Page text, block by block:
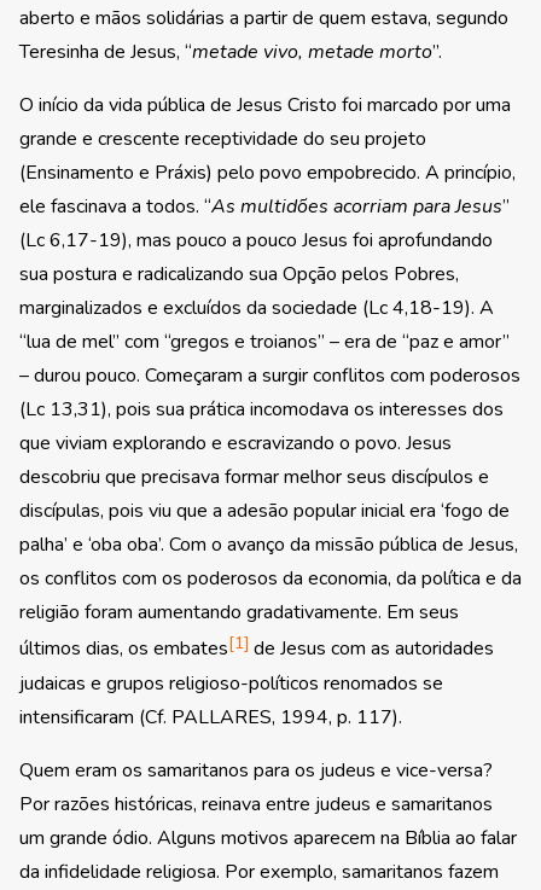
aberto e mãos solidárias a partir de quem estava, segundo
Teresinha de Jesus, “metade vivo, metade morto”.
O início da vida pública de Jesus Cristo foi marcado por uma
grande e crescente receptividade do seu projeto
(Ensinamento e Práxis) pelo povo empobrecido. A princípio,
ele fascinava a todos. “As multidões acorriam para Jesus”
(Lc 6,17-19), mas pouco a pouco Jesus foi aprofundando
sua postura e radicalizando sua Opção pelos Pobres,
marginalizados e excluídos da sociedade (Lc 4,18-19). A
“lua de mel” com “gregos e troianos” – era de “paz e amor”
– durou pouco. Começaram a surgir conflitos com poderosos
(Lc 13,31), pois sua prática incomodava os interesses dos
que viviam explorando e escravizando o povo. Jesus
descobriu que precisava formar melhor seus discípulos e
discípulas, pois viu que a adesão popular inicial era ‘fogo de
palha’ e ‘oba oba’. Com o avanço da missão pública de Jesus,
os conflitos com os poderosos da economia, da política e da
religião foram aumentando gradativamente. Em seus
últimos dias, os embates[1] de Jesus com as autoridades
judaicas e grupos religioso-políticos renomados se
intensificaram (Cf. PALLARES, 1994, p. 117).
Quem eram os samaritanos para os judeus e vice-versa?
Por razões históricas, reinava entre judeus e samaritanos
um grande ódio. Alguns motivos aparecem na Bíblia ao falar
da infidelidade religiosa. Por exemplo, samaritanos fazem